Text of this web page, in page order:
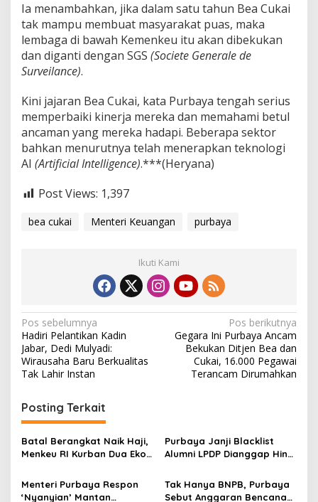
Ia menambahkan, jika dalam satu tahun Bea Cukai
tak mampu membuat masyarakat puas, maka
lembaga di bawah Kemenkeu itu akan dibekukan
dan diganti dengan SGS (Societe Generale de
Surveilance).
Kini jajaran Bea Cukai, kata Purbaya tengah serius
memperbaiki kinerja mereka dan memahami betul
ancaman yang mereka hadapi. Beberapa sektor
bahkan menurutnya telah menerapkan teknologi
AI (Artificial Intelligence).***(Heryana)
Post Views: 1,397
bea cukai Menteri Keuangan purbaya
Ikuti Kami
N
a
v
g
a
s
p
Pos sebelumnya
Hadiri Pelantikan Kadin
Jabar, Dedi Mulyadi:
Wirausaha Baru Berkualitas
Tak Lahir Instan
Pos berikutnya
Gegara Ini Purbaya Ancam
Bekukan Ditjen Bea dan
Cukai, 16.000 Pegawai
Terancam Dirumahkan
Posting Terkait
Batal Berangkat Naik Haji,
Menkeu RI Kurban Dua Ekor
Purbaya Janji Blacklist
Alumni LPDP Dianggap Hina
Menteri Purbaya Respon
‘Nyanyian’ Mantan
Tak Hanya BNPB, Purbaya
Sebut Anggaran Bencana